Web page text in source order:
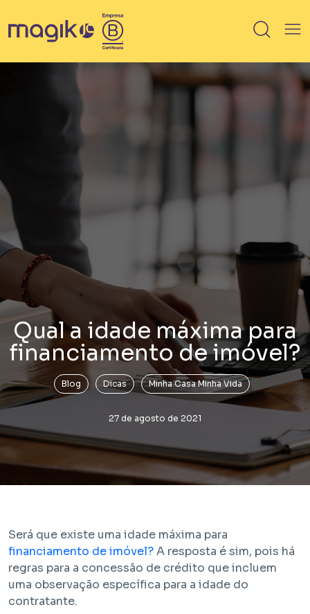
Qual a idade máxima para
financiamento de imóvel?
Blog Dicas Minha Casa Minha Vida
27 de agosto de 2021
Será que existe uma idade máxima para
financiamento de imóvel?A resposta é sim, pois há
regras para a concessão de crédito que incluem
uma observação específica para a idade do
contratante.
Breve lançamento
Pronto
100% vendido
Saiba mais sobre HIS / HMP
Lançamento
Bem Viver Praça Fortunato